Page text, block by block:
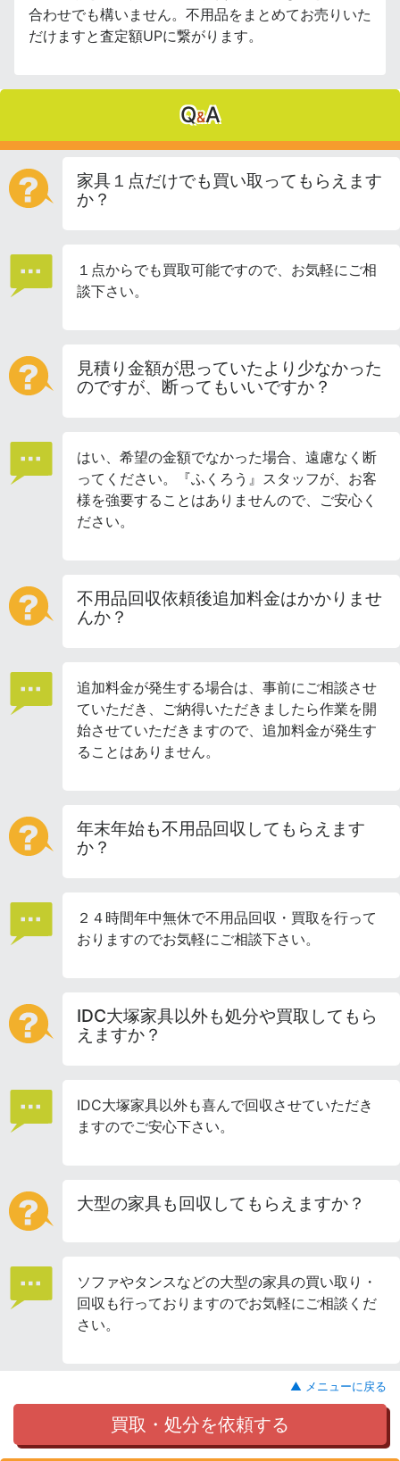
合わせでも構いません。不用品をまとめてお売りいた
だけますと査定額UPに繋がります。
Q&A
家具１点だけでも買い取ってもらえます
か？
１点からでも買取可能ですので、お気軽にご相
談下さい。
見積り金額が思っていたより少なかった
のですが、断ってもいいですか？
はい、希望の金額でなかった場合、遠慮なく断
ってください。『ふくろう』スタッフが、お客
様を強要することはありませんので、ご安心く
ださい。
不用品回収依頼後追加料金はかかりませ
んか？
追加料金が発生する場合は、事前にご相談させ
ていただき、ご納得いただきましたら作業を開
始させていただきますので、追加料金が発生す
ることはありません。
年末年始も不用品回収してもらえます
か？
２４時間年中無休で不用品回収・買取を行って
おりますのでお気軽にご相談下さい。
IDC大塚家具以外も処分や買取してもら
えますか？
IDC大塚家具以外も喜んで回収させていただき
ますのでご安心下さい。
大型の家具も回収してもらえますか？
ソファやタンスなどの大型の家具の買い取り・
回収も行っておりますのでお気軽にご相談くだ
さい。
▲ メニューに戻る
買取・処分を依頼する